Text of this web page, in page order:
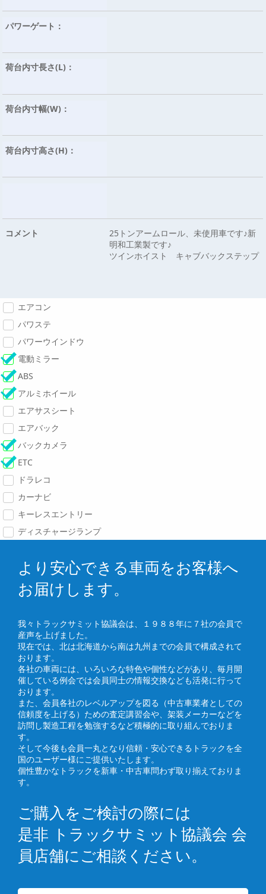
パワーゲート：
荷台内寸長さ(L)：
荷台内寸幅(W)：
荷台内寸高さ(H)：
コメント
25トンアームロール、未使用車です♪新
明和工業製です♪
ツインホイスト キャブバックステップ
エアコン
パワステ
パワーウインドウ
電動ミラー
ABS
アルミホイール
エアサスシート
エアバック
バックカメラ
ETC
ドラレコ
カーナビ
キーレスエントリー
ディスチャージランプ
より安心できる車両をお客様へ
お届けします。
我々トラックサミット協議会は、１９８８年に７社の会員で
産声を上げました。
現在では、北は北海道から南は九州までの会員で構成されて
おります。
各社の車両には、いろいろな特色や個性などがあり、毎月開
催している例会では会員同士の情報交換なども活発に行って
おります。
また、会員各社のレベルアップを図る（中古車業者としての
信頼度を上げる）ための査定講習会や、架装メーカーなどを
訪問し製造工程を勉強するなど積極的に取り組んでおりま
す。
そして今後も会員一丸となり信頼・安心できるトラックを全
国のユーザー様にご提供いたします。
個性豊かなトラックを新車・中古車問わず取り揃えておりま
す。
ご購入をご検討の際には
是非 トラックサミット協議会 会
員店舗にご相談ください。